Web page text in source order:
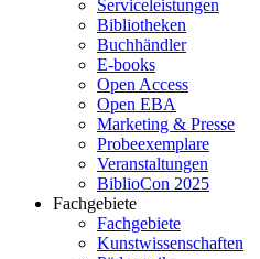
Serviceleistungen
Bibliotheken
Buchhändler
E-books
Open Access
Open EBA
Marketing & Presse
Probeexemplare
Veranstaltungen
BiblioCon 2025
Fachgebiete
Fachgebiete
Kunstwissenschaften